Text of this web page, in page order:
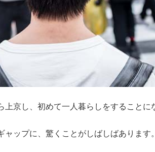
上京し、初めて一人暮らしをすることに
ャップに、驚くことがしばしばあります。